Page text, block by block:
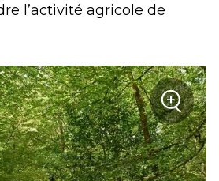
l’activité agricole de
Zoom
+